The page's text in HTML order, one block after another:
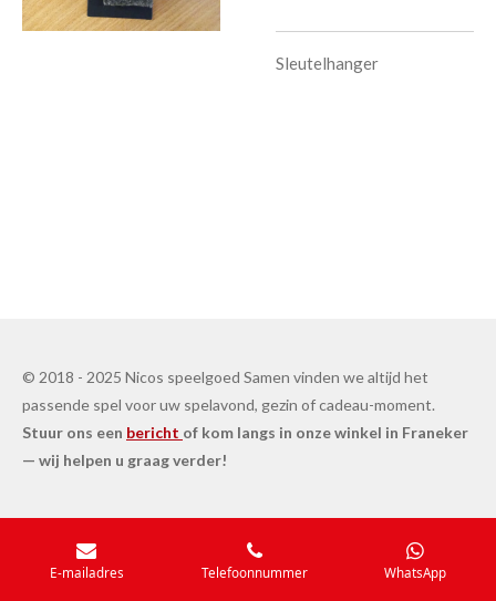
Sleutelhanger
© 2018 - 2025 Nicos speelgoed Samen vinden we altijd het
passende spel voor uw spelavond, gezin of cadeau-moment.
Stuur ons een bericht of kom langs in onze winkel in Franeker
— wij helpen u graag verder!
E-mailadres Telefoonnummer WhatsApp